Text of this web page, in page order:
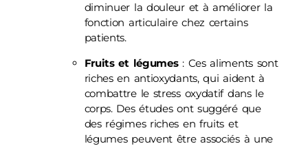
diminuer la douleur et à améliorer la
fonction articulaire chez certains
patients.
Fruits et légumes: Ces aliments sont
riches en antioxydants, qui aident à
combattre le stress oxydatif dans le
corps. Des études ont suggéré que
des régimes riches en fruits et
légumes peuvent être associés à une